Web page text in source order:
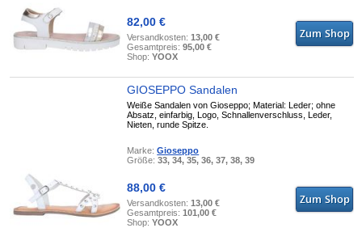
82,00 €
Versandkosten:13,00 €
Gesamtpreis:95,00 €
Shop:YOOX
GIOSEPPO Sandalen
Weiße Sandalen von Gioseppo; Material: Leder; ohne
Absatz, einfarbig, Logo, Schnallenverschluss, Leder,
Nieten, runde Spitze.
Marke:Gioseppo
Größe:33, 34, 35, 36, 37, 38, 39
88,00 €
Versandkosten:13,00 €
Gesamtpreis:101,00 €
Shop:YOOX